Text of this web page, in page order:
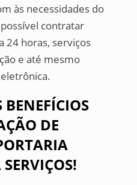
às necessidades do
contratar
24 horas, serviços
e até mesmo
BENEFÍCIOS
DE